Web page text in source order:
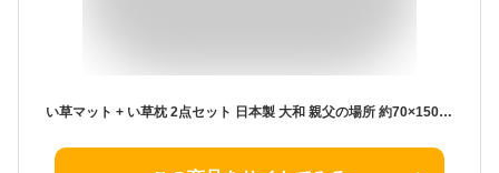
い草マット + い草枕 2点セット 日本製 大和 親父の場所 約70×150cm おとこの枕 約50×30cm ごろ寝マット お昼寝マット 国産 ギフト 父の日 母の日 敬老の日 誕生日 プレゼント ＃7511410